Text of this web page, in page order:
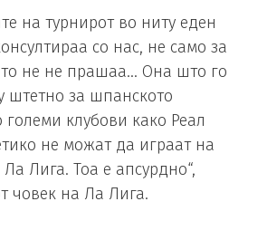
на турнирот во ниту еден
со нас, не само за
не не прашаа… Она што го
штетно за шпанското
големи клубови како Реал
не можат да играат на
Лига. Тоа е апсурдно“,
човек на Ла Лига.